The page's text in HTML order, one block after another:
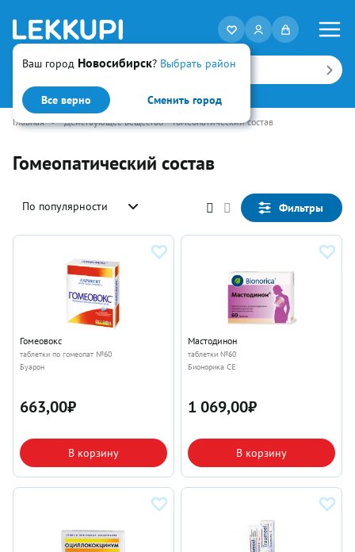
Ваш город Новосибирск? Выбрать район
Все верно Сменить город
Искать
Главная • Действующее вещество Гомеопатический состав
Гомеопатический состав
По популярности Фильтры
Гомеовокс
таблетки по гомеопат №60
Буарон
663,00₽
В корзину
Мастодинон
таблетки №60
Бионорика СЕ
1 069,00₽
В корзину